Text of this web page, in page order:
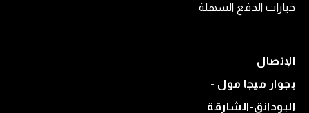
خيارات الدفع السهلة
الإتصال
بجوار ميجا مول -
البودانق-الشارقة